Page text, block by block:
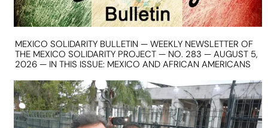
MEXICO SOLIDARITY BULLETIN — WEEKLY NEWSLETTER OF
THE MEXICO SOLIDARITY PROJECT — NO. 283 — AUGUST 5,
2026 — IN THIS ISSUE: MEXICO AND AFRICAN AMERICANS